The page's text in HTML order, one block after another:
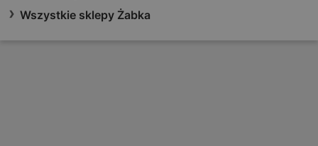
Wszystkie sklepy Żabka